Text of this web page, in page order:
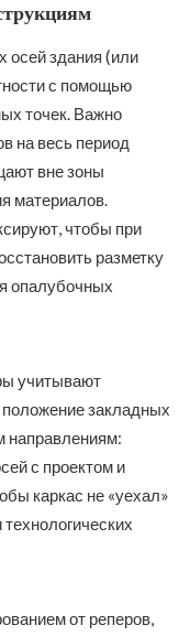
осей здания (или
с помощью
точек. Важно
на весь период
вне зоны
материалов.
чтобы при
разметку
опалубочных
учитывают
положение закладных
направлениям:
с проектом и
каркас не «уехал»
от реперов,